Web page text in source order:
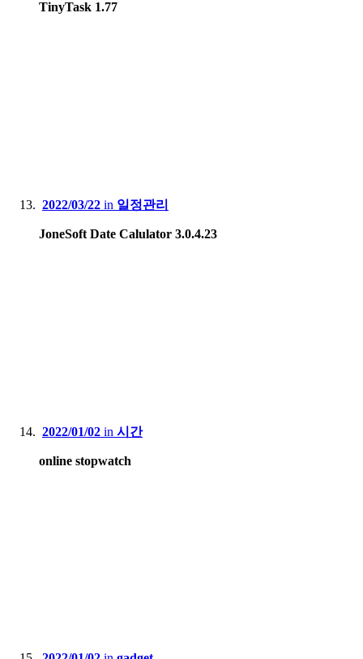
TinyTask 1.77
2022/03/22 in 일정관리
JoneSoft Date Calulator 3.0.4.23
2022/01/02 in 시간
online stopwatch